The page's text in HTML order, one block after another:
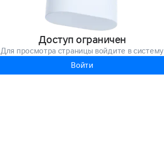
Доступ ограничен
Для просмотра страницы войдите в систему
Войти